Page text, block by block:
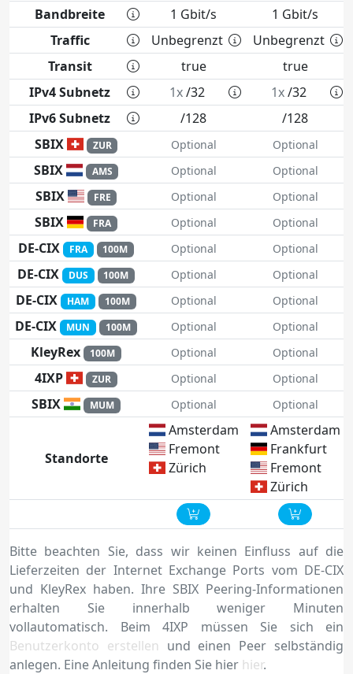
Bandbreite
1 Gbit/s
1 Gbit/s
Traffic
Unbegrenzt
Unbegrenzt
Transit
true
true
IPv4 Subnetz
1x/32 1x/32
IPv6 Subnetz
/128
/128
SBIX
ZUR Optional Optional
SBIX AMS Optional Optional
SBIX FRE Optional Optional
SBIX FRA Optional Optional
DE-CIX FRA 100M Optional Optional
DE-CIX DUS 100M Optional Optional
DE-CIX HAM 100M Optional Optional
DE-CIX MUN 100M Optional Optional
KleyRex 100M Optional Optional
4IXP ZUR Optional Optional
SBIX MUM Optional Optional
Standorte
Amsterdam
Fremont
Zürich
Amsterdam
Frankfurt
Fremont
Zürich
Bitte beachten Sie, dass wir keinen Einfluss auf die
Lieferzeiten der Internet Exchange Ports vom DE-CIX
und KleyRex haben. Ihre SBIX Peering-Informationen
erhalten Sie innerhalb weniger Minuten
vollautomatisch. Beim 4IXP müssen Sie sich ein
Benutzerkonto erstellen und einen Peer selbständig
anlegen. Eine Anleitung finden Sie hier hier.